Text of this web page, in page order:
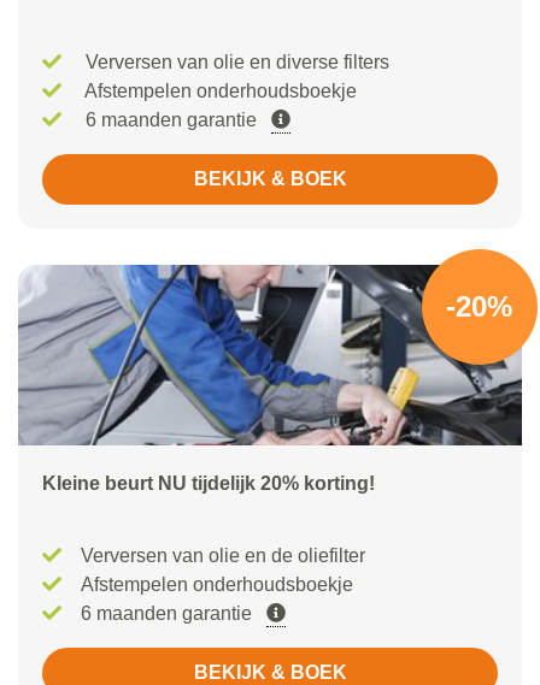
Verversen van olie en diverse filters
Afstempelen onderhoudsboekje
6 maanden garantie
BEKIJK & BOEK
-20%
Kleine beurt NU tijdelijk 20% korting!
Verversen van olie en de oliefilter
Afstempelen onderhoudsboekje
6 maanden garantie
BEKIJK & BOEK